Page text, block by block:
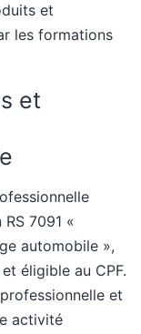
et
les formations
et
7091 «
automobile »,
éligible au CPF.
et
activité